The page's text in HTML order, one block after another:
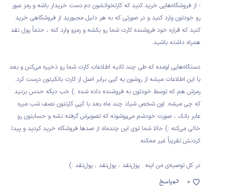
- از فروشگاه‌هایی خرید کنید که کارتخوانشون دم دست خریدار باشه و رمز عبور
رو خودتون وارد کنید و در صورتی که به هر دلیل مجبورید از فروشگاهی خرید
کنید که قراره خود فروشنده کارت شما رو بکشه و رمزو وارد کنه ، حتماً پول نقد
همراه داشته باشید.
دستگاه‌هایی اومده که طی چند ثانیه اطلاعات کارت شما رو ذخیره می‌کنن و بعد
با این اطلاعات میشه از روشون یه کپی برابر اصل از کارت بانکیتون درست کرد.
رمزش هم که توسط خودتون به فروشنده داده شده :) خب دیگه حدس بزنید
که چی میشه. اون شخص شیاد چند ماه بعد با کپی کارتتون نصف شب میره
عابر بانک ، صورت خودشم می‌پوشونه که تصویرش گرفته نشه و حسابتون رو
خالی می‌کنه :) حالا شما توی این چندماه از صدها فروشگاه خرید کردید و پیدا
کردنش تقریباً غیر ممکنه.
در کل توصیه‌ی من اینه : پول‌نقد ، پول‌نقد ، پول‌نقد :)
پاسخ
0